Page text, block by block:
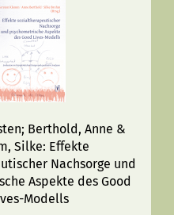
Berthold, Anne &
Silke: Effekte
Nachsorge und
Aspekte des Good
Modells